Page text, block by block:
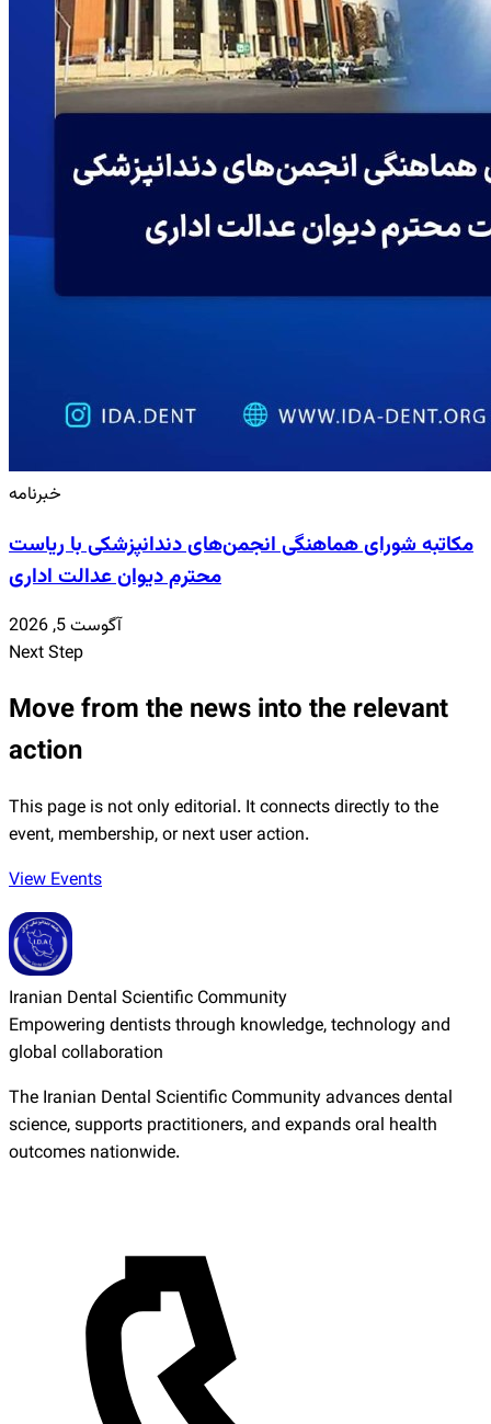
خبرنامه
مکاتبه شورای هماهنگی انجمن‌های دندانپزشکی با ریاست
محترم دیوان عدالت اداری
آگوست 5, 2026
Next Step
Move from the news into the relevant
action
This page is not only editorial. It connects directly to the
event, membership, or next user action.
View Events
Iranian Dental Scientific Community
Empowering dentists through knowledge, technology and
global collaboration
The Iranian Dental Scientific Community advances dental
science, supports practitioners, and expands oral health
outcomes nationwide.